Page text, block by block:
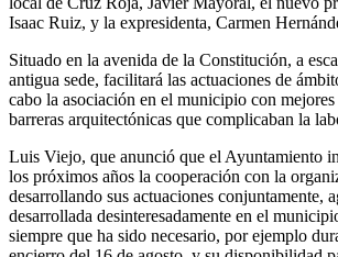
Isaac Ruiz, y la expresidenta, Carmen
Situado en la avenida de la Constitución, a
antigua sede, facilitará las actuaciones de
cabo la asociación en el municipio con
barreras arquitectónicas que complicaban la
Luis Viejo, que anunció que el Ayuntamiento
los próximos años la cooperación con la
desarrollando sus actuaciones conjuntamente,
desarrollada desinteresadamente en el
siempre que ha sido necesario, por ejemplo